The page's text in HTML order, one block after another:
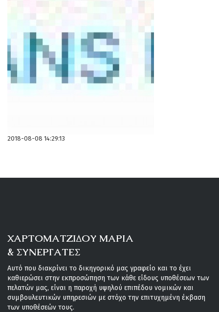
2018-08-08 14:29:13
ΧΑΡΤΟΜΑΤΖΙΔΟΥ ΜΑΡΙΑ
& ΣΥΝΕΡΓΑΤΕΣ
Αυτό που διακρίνει το δικηγορικό μας γραφείο και το έχει
καθιερώσει στην εκπροσώπηση των κάθε είδους υποθέσεων των
πελατών μας, είναι η παροχή υψηλού επιπέδου νομικών και
συμβουλευτικών υπηρεσιών με στόχο την επιτυχημένη έκβαση
των υποθέσεών τους.